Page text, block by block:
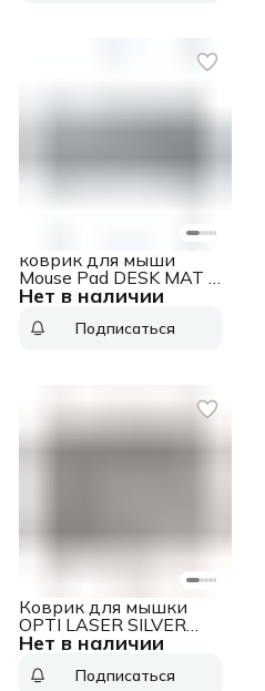
Нет в наличии
коврик для мыши
Mouse Pad DESK MAT -
STUDIO SERIES,
[956-000052] Mouse
Подписаться
Нет в наличии
Коврик для мышки
OPTI LASER SILVER
50410 DEFENDER
Подписаться